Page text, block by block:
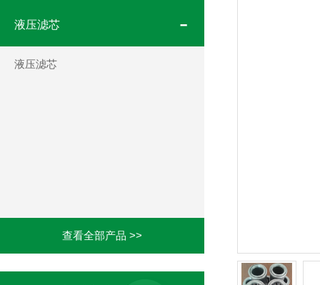
液压滤芯
液压滤芯
查看全部产品 >>